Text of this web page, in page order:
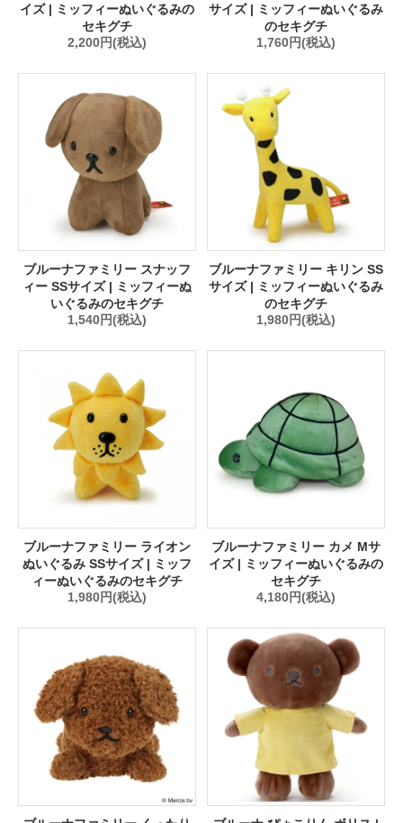
イズ | ミッフィーぬいぐるみの
セキグチ
2,200円(税込)
サイズ | ミッフィーぬいぐるみ
のセキグチ
1,760円(税込)
ブルーナファミリー スナッフ
ィー SSサイズ | ミッフィーぬ
いぐるみのセキグチ
1,540円(税込)
ブルーナファミリー キリン SS
サイズ | ミッフィーぬいぐるみ
のセキグチ
1,980円(税込)
ブルーナファミリー ライオン
ぬいぐるみ SSサイズ | ミッフ
ィーぬいぐるみのセキグチ
1,980円(税込)
ブルーナファミリー カメ Mサ
イズ | ミッフィーぬいぐるみの
セキグチ
4,180円(税込)